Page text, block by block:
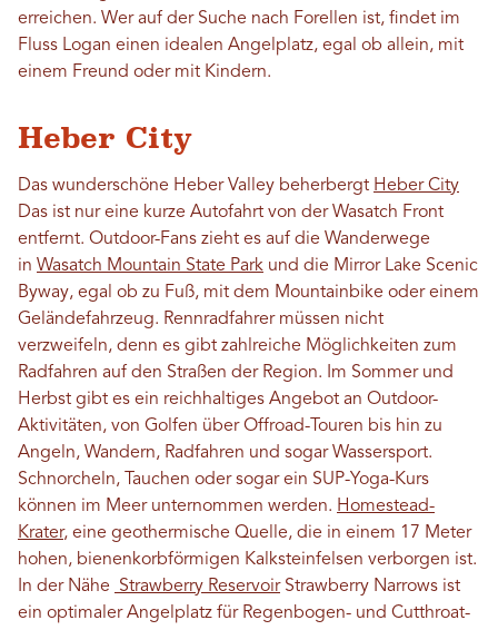
erreichen. Wer auf der Suche nach Forellen ist, findet im
Fluss Logan einen idealen Angelplatz, egal ob allein, mit
einem Freund oder mit Kindern.
Heber City
Das wunderschöne Heber Valley beherbergt Heber City
Das ist nur eine kurze Autofahrt von der Wasatch Front
entfernt. Outdoor-Fans zieht es auf die Wanderwege
in Wasatch Mountain State Park und die Mirror Lake Scenic
Byway, egal ob zu Fuß, mit dem Mountainbike oder einem
Geländefahrzeug. Rennradfahrer müssen nicht
verzweifeln, denn es gibt zahlreiche Möglichkeiten zum
Radfahren auf den Straßen der Region. Im Sommer und
Herbst gibt es ein reichhaltiges Angebot an Outdoor-
Aktivitäten, von Golfen über Offroad-Touren bis hin zu
Angeln, Wandern, Radfahren und sogar Wassersport.
Schnorcheln, Tauchen oder sogar ein SUP-Yoga-Kurs
können im Meer unternommen werden. Homestead-
Krater, eine geothermische Quelle, die in einem 17 Meter
hohen, bienenkorbförmigen Kalksteinfelsen verborgen ist.
In der Nähe
Strawberry ReservoirStrawberry Narrows ist
ein optimaler Angelplatz für Regenbogen- und Cutthroat-